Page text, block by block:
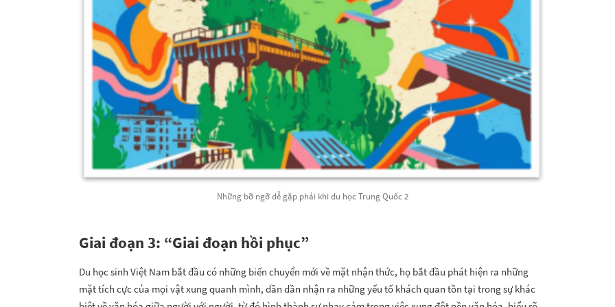
Những bỡ ngỡ dễ gặp phải khi du học Trung Quốc 2
Giai đoạn 3: “Giai đoạn hồi phục”
Du học sinh Việt Nam bắt đầu có những biến chuyển mới về mặt nhận thức, họ bắt đầu phát hiện ra những
mặt tích cực của mọi vật xung quanh mình, dần dần nhận ra những yếu tố khách quan tồn tại trong sự khác